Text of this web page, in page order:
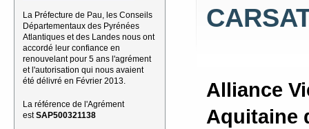
La Préfecture de Pau, les Conseils
Départementaux des Pyrénées
Atlantiques et des Landes nous ont
accordé leur confiance en
renouvelant pour 5 ans l'agrément
et l'autorisation qui nous avaient
été délivré en Février 2013.
La référence de l'Agrément
estSAP500321138
Alliance
Aquitaine